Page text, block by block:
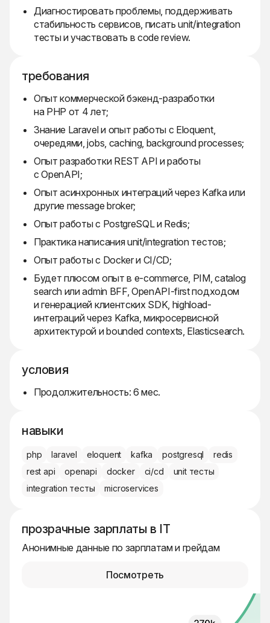
Диагностировать проблемы, поддерживать
стабильность сервисов, писать unit/integration
тесты и участвовать в code review.
требования
Опыт коммерческой бэкенд-разработки
на PHP от 4 лет;
Знание Laravel и опыт работы с Eloquent,
очередями, jobs, caching, background processes;
Опыт разработки REST API и работы
с OpenAPI;
Опыт асинхронных интеграций через Kafka или
другие message broker;
Опыт работы с PostgreSQL и Redis;
Практика написания unit/integration тестов;
Опыт работы с Docker и CI/CD;
Будет плюсом опыт в e-commerce, PIM, catalog
search или admin BFF, OpenAPI-first подходом
и генерацией клиентских SDK, highload-
интеграций через Kafka, микросервисной
архитектурой и bounded contexts, Elasticsearch.
условия
Продолжительность: 6 мес.
навыки
php laravel eloquent kafka postgresql
redis
rest api
openapi docker ci/cd
unit тесты
integration тесты
microservices
прозрачные зарплаты в IT
Анонимные данные по зарплатам и грейдам
Посмотреть